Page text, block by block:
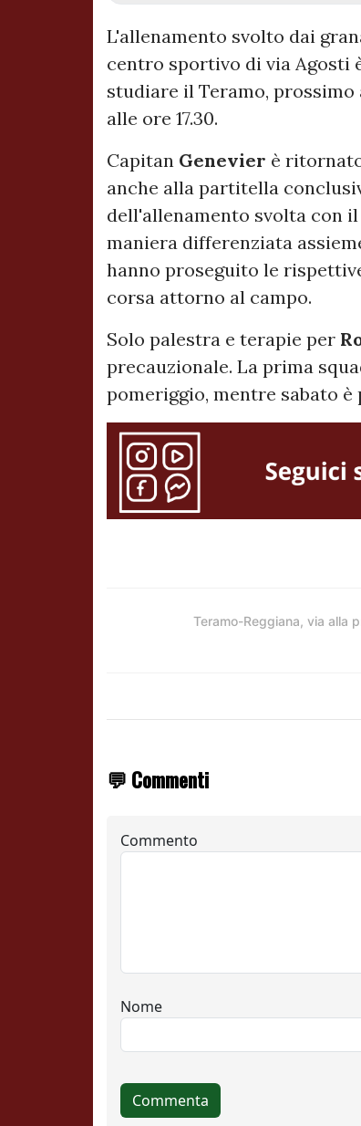
L'allenamento svolto dai
centro sportivo di via Agosti
studiare il Teramo, prossimo
alle ore 17.30.
Capitan Genevier è
anche alla partitella
dell'allenamento svolta con
maniera differenziata
hanno proseguito le
corsa attorno al campo.
Solo palestra e terapie per
precauzionale. La prima
pomeriggio, mentre sabato
Teramo-Reggiana, via alla
💬 Commenti